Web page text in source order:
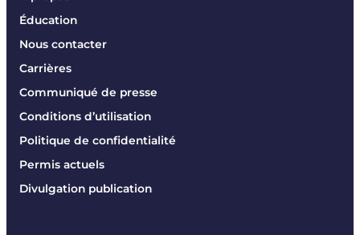
Éducation
Nous contacter
Carrières
Communiqué de presse
Conditions d’utilisation
Politique de confidentialité
Permis actuels
Divulgation publication